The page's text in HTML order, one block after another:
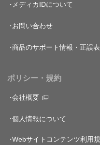
メディカIDについて
お問い合わせ
商品のサポート情報・正誤表
ポリシー・規約
会社概要
個人情報について
Webサイトコンテンツ利用規